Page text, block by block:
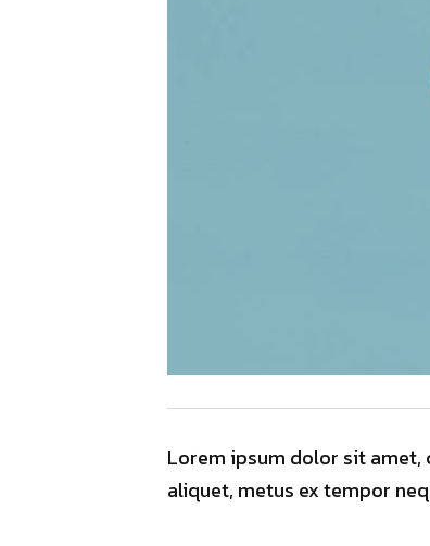
Lorem ipsum dolor sit amet,
aliquet, metus ex tempor